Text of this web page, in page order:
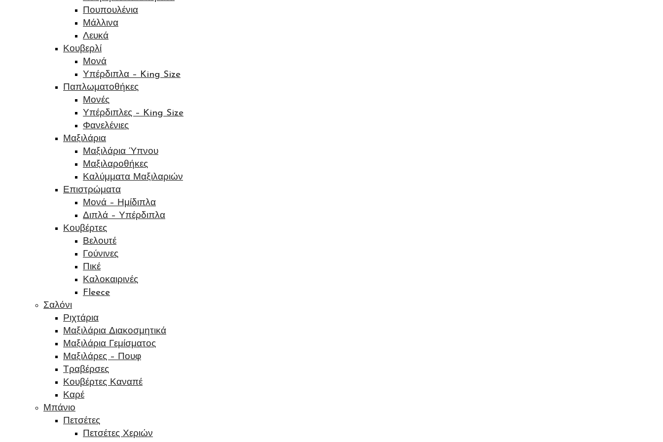
Πουπουλένια
Μάλλινα
Λευκά
Κουβερλί
Μονά
Υπέρδιπλα – King Size
Παπλωματοθήκες
Μονές
Υπέρδιπλες – King Size
Φανελένιες
Μαξιλάρια
Μαξιλάρια Ύπνου
Μαξιλαροθήκες
Καλύμματα Μαξιλαριών
Επιστρώματα
Μονά – Ημίδιπλα
Διπλά – Υπέρδιπλα
Κουβέρτες
Βελουτέ
Γούνινες
Πικέ
Καλοκαιρινές
Fleece
Σαλόνι
Ριχτάρια
Μαξιλάρια Διακοσμητικά
Μαξιλάρια Γεμίσματος
Μαξιλάρες – Πουφ
Τραβέρσες
Κουβέρτες Καναπέ
Καρέ
Μπάνιο
Πετσέτες
Πετσέτες Χεριών